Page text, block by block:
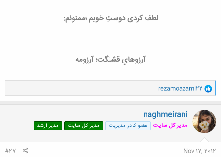
لطف کردی دوستِ خوبم ؛ممنونم:
آرزوهایِ قشنگت؛ آرزومه
و
ا
ک
ن
ش
ه
ا
rezamoazami22
naghmeirani
مدیر کل سایت عضو کادر مدیریت مدیر کل سایت مدیر ارشد
Nov 17, 2012
#27